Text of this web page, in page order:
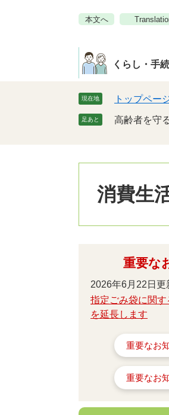
本文へ
くらし・手
現在地 トップペー
足あと 高齢者を守
消費生
重要な
2026年6月22日更
指定ごみ袋に関
を延長します
重要なお
重要なお